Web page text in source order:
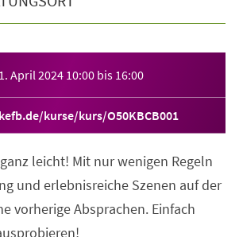
April 2024 10:00 bis 16:00
kurse/kurs/O50KBCB001
leicht! Mit nur wenigen Regeln
und erlebnisreiche Szenen auf der
vorherige Absprachen. Einfach